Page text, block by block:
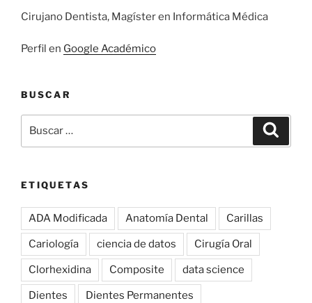
Cirujano Dentista, Magíster en Informática Médica
Perfil en Google Académico
BUSCAR
por:
ETIQUETAS
ADA Modificada Anatomía Dental Carillas
Cariología ciencia de datos Cirugía Oral
Clorhexidina Composite data science
Dientes Dientes Permanentes